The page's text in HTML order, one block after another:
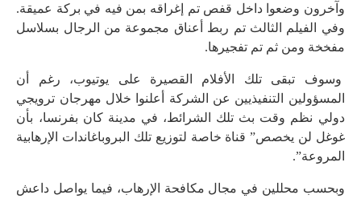
وآخرون وضعوا داخل قفص تم إغراقه بمن فيه في بركة عميقة.
وفي الفيلم الثالث تم ربط أعناق مجموعة من الرجال بسلاسل
مفخخة ومن ثم تم تفجيرها.
وسوف تبقى تلك الأفلام القصيرة على يوتيوب، رغم أن
المسؤولين التنفيذيين عن الشركة أعلنوا خلال مهرجان ترويجي
دولي نظم وقت بث تلك الشرائط، في مدينة كان بفرنسا، بأن
غوغل لن يخصص” قناة خاصة لتوزيع تلك البروباغاندات الإرهابية
المروعة”.
وبحسب محللين في مجال مكافحة الإرهاب، فيما يواصل داعش